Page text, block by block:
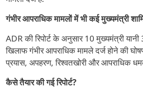
गंभीर आपराधिक मामलों में भी कई मुख्यमंत्री
ADR की रिपोर्ट के अनुसार 10 मुख्यमंत्री
खिलाफ गंभीर आपराधिक मामले दर्ज होने की
प्रयास, अपहरण, रिश्वतखोरी और आपराधिक
कैसे तैयार की गई रिपोर्ट?